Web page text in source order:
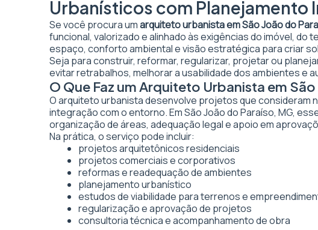
Urbanísticos com Planejamento
Se você procura umarquiteto urbanista em São João do
funcional, valorizado e alinhado às exigências do imóvel,
espaço, conforto ambiental e visão estratégica para criar
Seja para construir, reformar, regularizar, projetar ou
evitar retrabalhos, melhorar a usabilidade dos ambientes e
O Que Faz um Arquiteto Urbanista em
O arquiteto urbanista desenvolve projetos que consideram
integração com o entorno. Em São João do Paraíso, MG,
organização de áreas, adequação legal e apoio em
Na prática, o serviço pode incluir:
projetos arquitetônicos residenciais
projetos comerciais e corporativos
reformas e readequação de ambientes
planejamento urbanístico
estudos de viabilidade para terrenos e
regularização e aprovação de projetos
consultoria técnica e acompanhamento de obra